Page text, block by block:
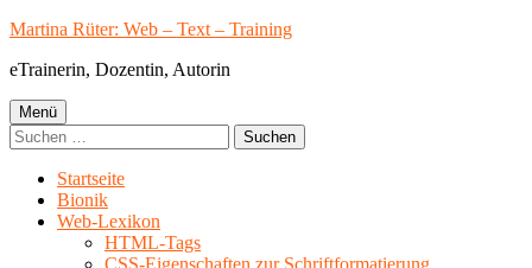
Springe
Inhalt
Martina Rüter: Web – Text – Training
eTrainerin, Dozentin, Autorin
Primäres
Menü
Menü
Suchen
nach:
Startseite
Bionik
Web-Lexikon
HTML-Tags
CSS-Eigenschaften zur Schriftformatierung